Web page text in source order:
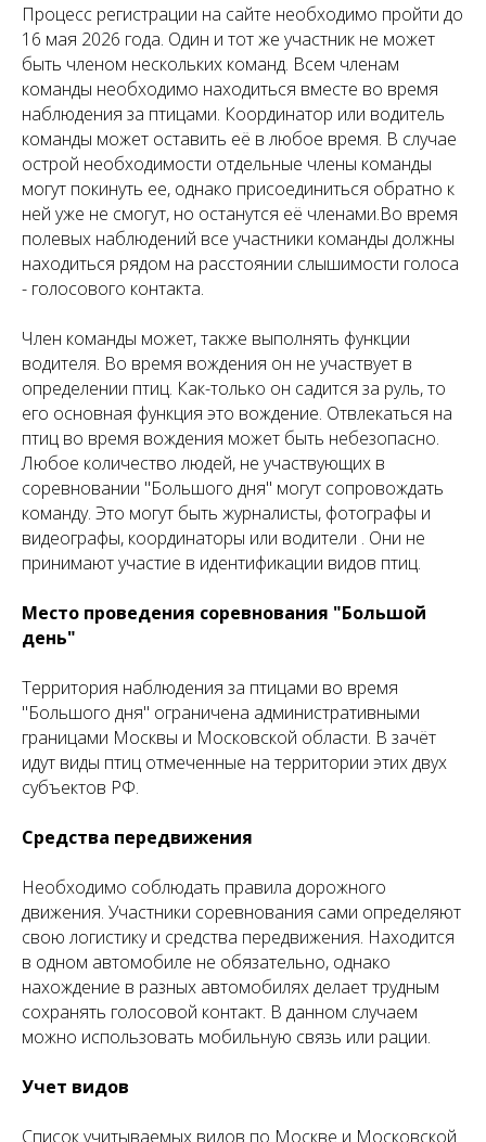
Процесс регистрации на сайте необходимо пройти до
16 мая 2026 года. Один и тот же участник не может
быть членом нескольких команд. Всем членам
команды необходимо находиться вместе во время
наблюдения за птицами. Координатор или водитель
команды может оставить её в любое время. В случае
острой необходимости отдельные члены команды
могут покинуть ее, однако присоединиться обратно к
ней уже не смогут, но останутся её членами.Во время
полевых наблюдений все участники команды должны
находиться рядом на расстоянии слышимости голоса
- голосового контакта.
Член команды может, также выполнять функции
водителя. Во время вождения он не участвует в
определении птиц. Как-только он садится за руль, то
его основная функция это вождение. Отвлекаться на
птиц во время вождения может быть небезопасно.
Любое количество людей, не участвующих в
соревновании "Большого дня" могут сопровождать
команду. Это могут быть журналисты, фотографы и
видеографы, координаторы или водители . Они не
принимают участие в идентификации видов птиц.
Место проведения соревнования "Большой
день"
Территория наблюдения за птицами во время
"Большого дня" ограничена административными
границами Москвы и Московской области. В зачёт
идут виды птиц отмеченные на территории этих двух
субъектов РФ.
Средства передвижения
Необходимо соблюдать правила дорожного
движения. Участники соревнования сами определяют
свою логистику и средства передвижения. Находится
в одном автомобиле не обязательно, однако
нахождение в разных автомобилях делает трудным
сохранять голосовой контакт. В данном случаем
можно использовать мобильную связь или рации.
Учет видов
Список учитываемых видов по Москве и Московской